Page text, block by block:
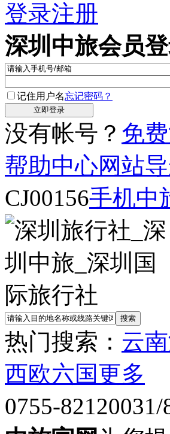
登录注册
深圳中旅会员
记住用户名忘记密码？
没有帐号？ 免
帮助中心网站
CJ00156手机中
热门搜索： 云南
西欧六国更多
0755-82120031/